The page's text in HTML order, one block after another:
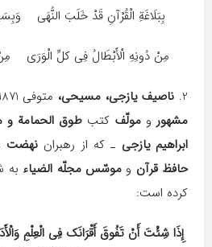
بِبَلَاغَةِ الْقُرْآنِ قَدْ خَلَبَ النُّهَى
مِنْ دُونِهِ الْأَبْطَالُ فِی کلِّ الْوَرَى
2. ناصیف یازجی، مسیحی، متوفی 1871 میلادی
مشهورومولّف کتب طوق الحمامة و
ابراهیم یازجی ـ ‎که از رهبران نهضت
حافظ قرآن وموسّس مجلّه الضیاء
کرده است:
إِذَا شِئْتَ أَنْ تَفُوقَ أَقْرَانَک فِی الْعِلْمِ